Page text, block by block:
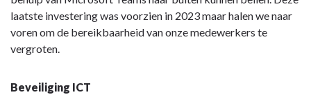
laatste investering was voorzien in 2023 maar halen we naar
voren om de bereikbaarheid van onze medewerkers te
vergroten.
Beveiliging ICT